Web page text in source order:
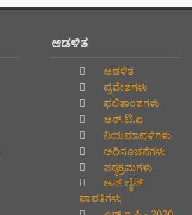
ಆಡಳಿತ
ಆಡಳಿತ
ಪ್ರವೇಶಗಳು
ಫಲಿತಾಂಶಗಳು
ಆರ್.ಟಿ.ಐ
ನಿಯಮಾವಳಿಗಳು
ಅಧಿಸೂಚನೆಗಳು
ಪಠ್ಯಕ್ರಮಗಳು
ಆನ್‌ ಲೈನ್‌
ಪಾವತಿಗಳು